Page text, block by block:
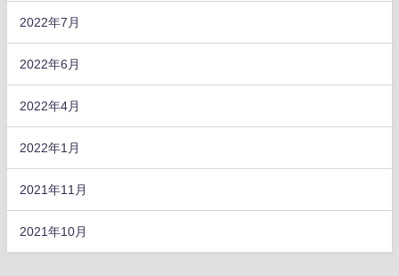
2022年7月
2022年6月
2022年4月
2022年1月
2021年11月
2021年10月